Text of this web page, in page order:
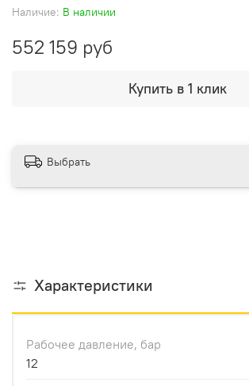
Наличие: В наличии
552 159 руб
Купить в 1 клик
Выбрать
Характеристики
Рабочее давление, бар
12